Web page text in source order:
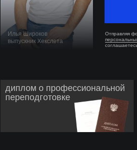
диплом о профессиональной
переподготовке
Отправляя
Илья Широков
выпускник Хекслета